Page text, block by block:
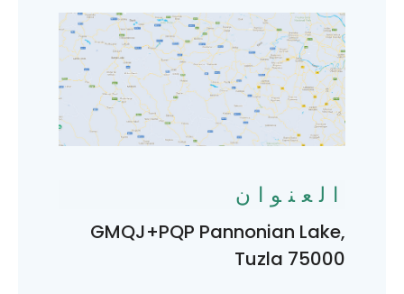
العنوان
GMQJ+PQP Pannonian Lake,
Tuzla 75000